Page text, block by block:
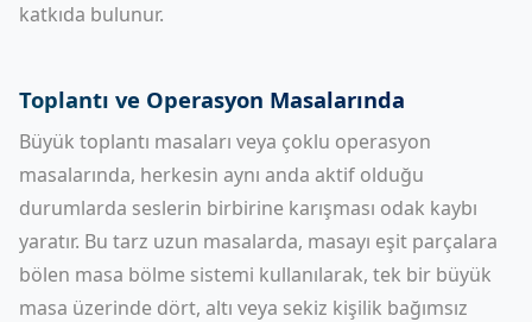
katkıda bulunur.
Toplantı ve Operasyon Masalarında
Büyük toplantı masaları veya çoklu operasyon
masalarında, herkesin aynı anda aktif olduğu
durumlarda seslerin birbirine karışması odak kaybı
yaratır. Bu tarz uzun masalarda, masayı eşit parçalara
bölen masa bölme sistemi kullanılarak, tek bir büyük
masa üzerinde dört, altı veya sekiz kişilik bağımsız